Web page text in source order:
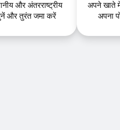
और अंतरराष्ट्रीय
और तुरंत जमा करें
अपने खाते
अपना